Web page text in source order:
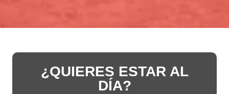
¿QUIERES ESTAR AL
DÍA?